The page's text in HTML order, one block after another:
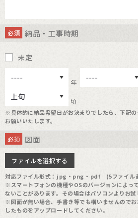
必須 納品・工事時期
未定
年
頃
※具体的に納品希望日がお決まりでしたら、下記
お願いいたします。
必須 図面
ファイルを選択する
対応ファイル形式：jpg・png・pdf (5ファイル
※スマートフォンの機種やOSのバージョンによっ
ないことがあります。その場合はパソコンよりお試
※図面が無い場合、手書き等でも構いませんので
したものをアップロードしてください。